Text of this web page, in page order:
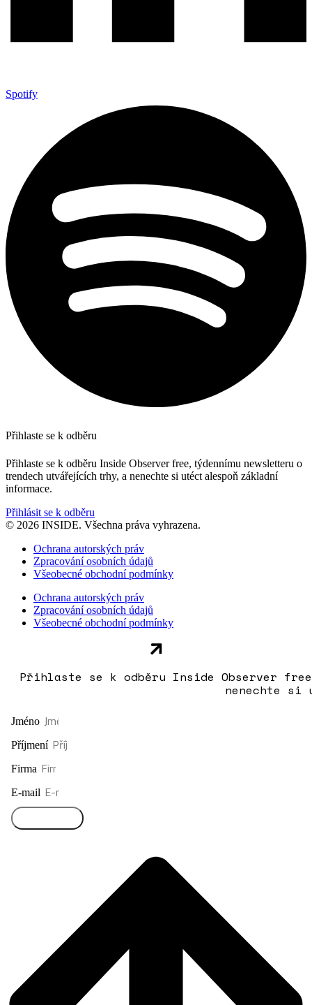
Spotify
Přihlaste se k odběru
Přihlaste se k odběru Inside Observer free, týdennímu newsletteru o
trendech utvářejících trhy, a nenechte si utéct alespoň základní
informace.
Přihlásit se k odběru
© 2026 INSIDE. Všechna práva vyhrazena.
Ochrana autorských práv
Zpracování osobních údajů
Všeobecné obchodní podmínky
Ochrana autorských práv
Zpracování osobních údajů
Všeobecné obchodní podmínky
Přihlaste se k odběru Inside Observer
nenechte si
Jméno
Příjmení
Firma
E-mail